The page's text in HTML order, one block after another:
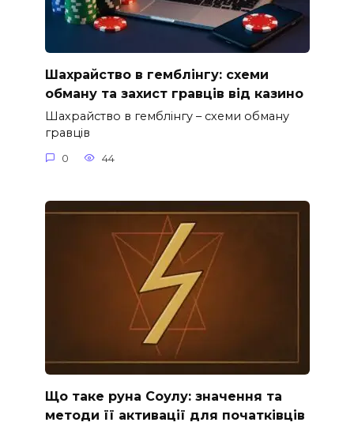
Шахрайство в гемблінгу: схеми
обману та захист гравців від казино
Шахрайство в гемблінгу – схеми обману
гравців
0 44
Що таке руна Соулу: значення та
методи її активації для початківців